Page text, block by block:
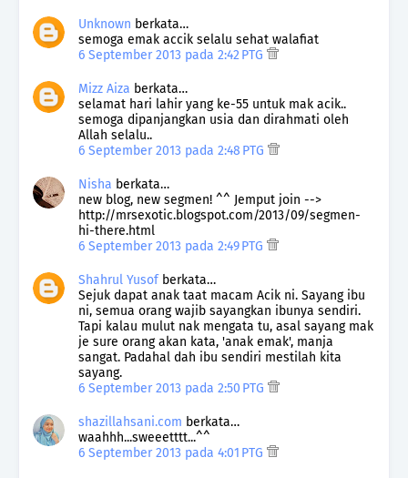
Unknown berkata…
semoga emak accik selalu sehat walafiat
6 September 2013 pada 2:42 PTG
Mizz Aiza berkata…
selamat hari lahir yang ke-55 untuk mak acik..
semoga dipanjangkan usia dan dirahmati oleh
Allah selalu..
6 September 2013 pada 2:48 PTG
Nisha berkata…
new blog, new segmen! ^^ Jemput join -->
http://mrsexotic.blogspot.com/2013/09/segmen-
hi-there.html
6 September 2013 pada 2:49 PTG
Shahrul Yusofberkata…
Sejuk dapat anak taat macam Acik ni. Sayang ibu
ni, semua orang wajib sayangkan ibunya sendiri.
Tapi kalau mulut nak mengata tu, asal sayang mak
je sure orang akan kata, 'anak emak', manja
sangat. Padahal dah ibu sendiri mestilah kita
sayang.
6 September 2013 pada 2:50 PTG
shazillahsani.com berkata…
waahhh...sweeetttt...^^
6 September 2013 pada 4:01 PTG